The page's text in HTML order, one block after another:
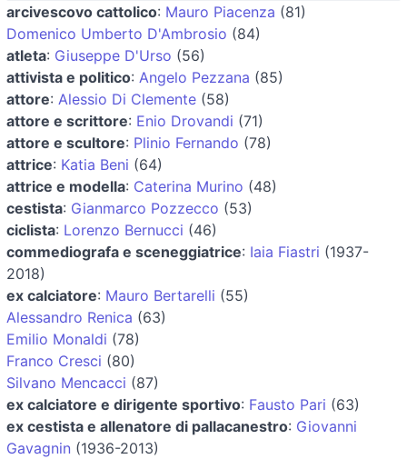
arcivescovo cattolico: Mauro Piacenza (81)
Domenico Umberto D'Ambrosio (84)
atleta: Giuseppe D'Urso (56)
attivista e politico: Angelo Pezzana (85)
attore: Alessio Di Clemente (58)
attore e scrittore: Enio Drovandi (71)
attore e scultore: Plinio Fernando (78)
attrice: Katia Beni (64)
attrice e modella: Caterina Murino (48)
cestista: Gianmarco Pozzecco (53)
ciclista: Lorenzo Bernucci (46)
commediografa e sceneggiatrice: Iaia Fiastri (1937-
2018)
ex calciatore: Mauro Bertarelli (55)
Alessandro Renica (63)
Emilio Monaldi (78)
Franco Cresci (80)
Silvano Mencacci (87)
ex calciatore e dirigente sportivo: Fausto Pari (63)
ex cestista e allenatore di pallacanestro: Giovanni
Gavagnin (1936-2013)